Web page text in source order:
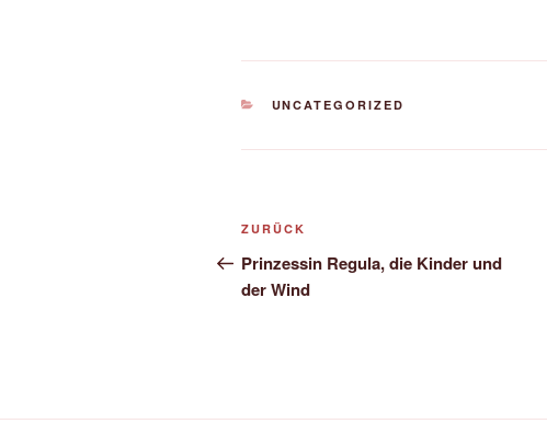
KATEGORIEN
UNCATEGORIZED
Beitragsnavigation
Vorheriger
Beitrag
ZURÜCK
Prinzessin Regula, die Kinder und
der Wind